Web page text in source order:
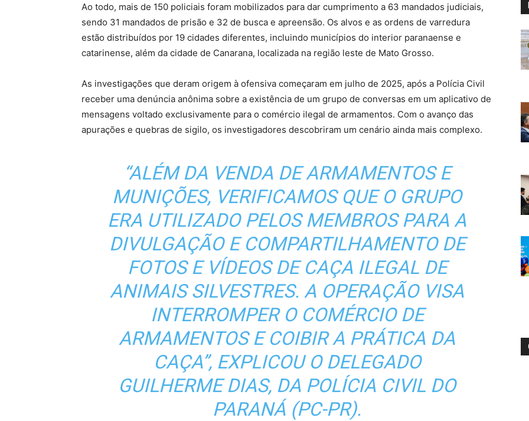
Ao todo, mais de 150 policiais foram mobilizados para dar cumprimento a 63 mandados judiciais,
sendo 31 mandados de prisão e 32 de busca e apreensão. Os alvos e as ordens de varredura
estão distribuídos por 19 cidades diferentes, incluindo municípios do interior paranaense e
catarinense, além da cidade de Canarana, localizada na região leste de Mato Grosso.
As investigações que deram origem à ofensiva começaram em julho de 2025, após a Polícia Civil
receber uma denúncia anônima sobre a existência de um grupo de conversas em um aplicativo de
mensagens voltado exclusivamente para o comércio ilegal de armamentos. Com o avanço das
apurações e quebras de sigilo, os investigadores descobriram um cenário ainda mais complexo.
“ALÉM DA VENDA DE ARMAMENTOS E
MUNIÇÕES, VERIFICAMOS QUE O GRUPO
ERA UTILIZADO PELOS MEMBROS PARA A
DIVULGAÇÃO E COMPARTILHAMENTO DE
FOTOS E VÍDEOS DE CAÇA ILEGAL DE
ANIMAIS SILVESTRES. A OPERAÇÃO VISA
INTERROMPER O COMÉRCIO DE
ARMAMENTOS E COIBIR A PRÁTICA DA
CAÇA”,EXPLICOU O DELEGADO
GUILHERME DIAS, DA POLÍCIA CIVIL DO
PARANÁ (PC-PR).